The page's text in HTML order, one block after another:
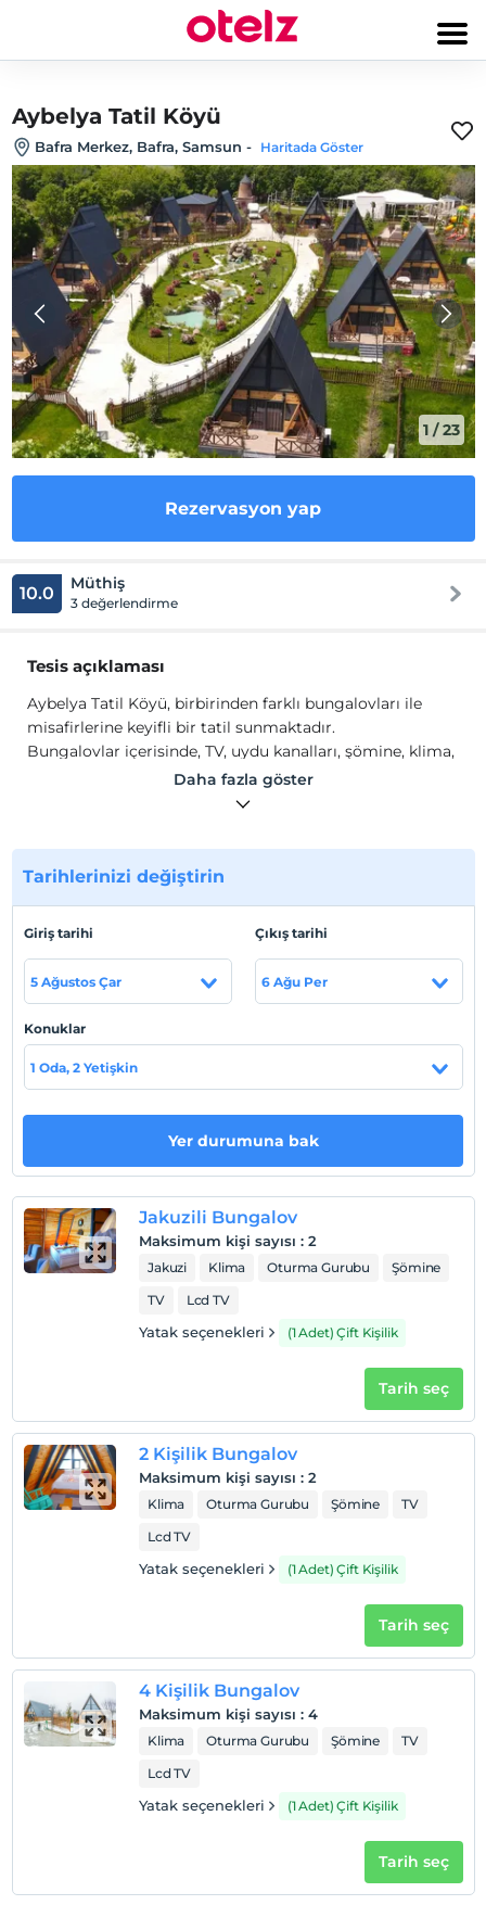
Aybelya Tatil Köyü
Bafra Merkez, Bafra, Samsun - Haritada Göster
1 /23
Rezervasyon yap
10.0 Müthiş
3 değerlendirme
Tesis açıklaması
Aybelya Tatil Köyü, birbirinden farklı bungalovları ile
misafirlerine keyifli bir tatil sunmaktadır.
Bungalovlar içerisinde, TV, uydu kanalları, şömine, klima,
ısıtma, mini mutfak, buzdolabı bulunmaktadır.
Bafra'da konumlanmaktadır.
Haritada Göster
Otel koşulları
Check/in
En erken saat 13:00 ve sonrası
Evcil Hayvan
Sigara
Odalarda sigara içilmez
2 yaşına kadar olan bebekler ücretsizdir.
Her bir oda için 6 yaşına kadar 1 çocuk ücretsizdir
Daha fazla göster
Tarihlerinizi değiştirin
Giriş tarihi
5 Ağustos Çar
Çıkış tarihi
6 Ağu Per
Konuklar
1 Oda, 2 Yetişkin
Yer durumuna bak
Jakuzili Bungalov
Maksimum kişi sayısı : 2
Jakuzi Klima Oturma Gurubu
Şömine
TV
Lcd TV
Yatak seçenekleri (1 Adet) Çift Kişilik
Tarih seç
2 Kişilik Bungalov
Maksimum kişi sayısı : 2
Klima Oturma Gurubu Şömine
TV
Lcd TV
Yatak seçenekleri (1 Adet) Çift Kişilik
Tarih seç
4 Kişilik Bungalov
Maksimum kişi sayısı : 4
Klima Oturma Gurubu Şömine
TV
Lcd TV
Yatak seçenekleri (1 Adet) Çift Kişilik
Tarih seç